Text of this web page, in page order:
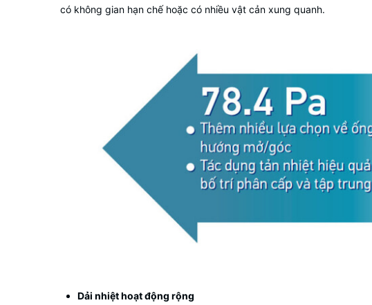
có không gian hạn chế hoặc có nhiều vật cản xung quanh.
Dải nhiệt hoạt động rộng